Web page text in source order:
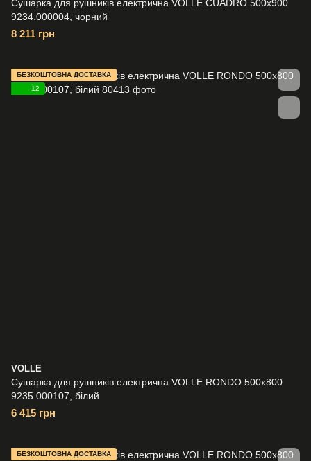
Сушарка для рушників електрична VOLLE CUADRO 500x900
9234.000004, чорний
8 211 грн
БЕЗКОШТОВНА ДОСТАВКА
12
VOLLE
Сушарка для рушників електрична VOLLE RONDO 500x800
9235.000107, білий
6 415 грн
БЕЗКОШТОВНА ДОСТАВКА